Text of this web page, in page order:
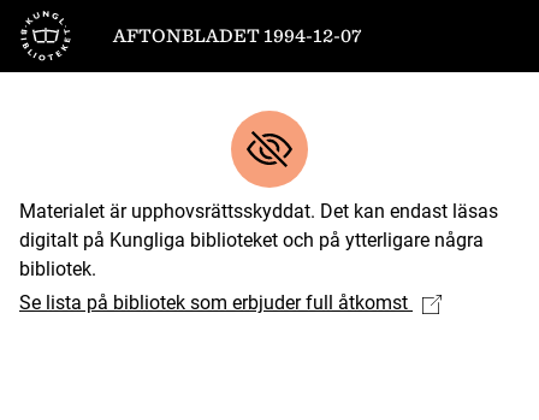
Till startsidan
AFTONBLADET 1994-12-07
Materialet är upphovsrättsskyddat. Det kan endast läsas
digitalt på Kungliga biblioteket och på ytterligare några
bibliotek.
Se lista på bibliotek som erbjuder full åtkomst